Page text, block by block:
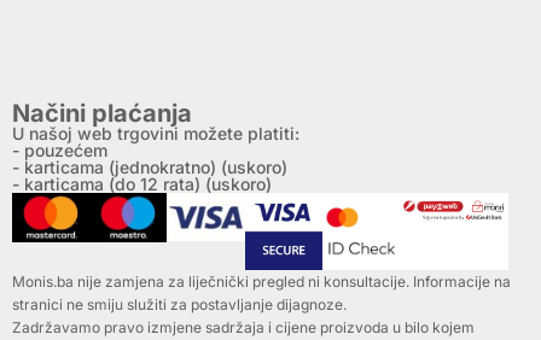
Načini plaćanja
U našoj web trgovini možete platiti:
- pouzećem
- karticama (jednokratno) (uskoro)
- karticama (do 12 rata) (uskoro)
Monis.ba nije zamjena za liječnički pregled ni konsultacije. Informacije na
stranici ne smiju služiti za postavljanje dijagnoze.
Zadržavamo pravo izmjene sadržaja i cijene proizvoda u bilo kojem